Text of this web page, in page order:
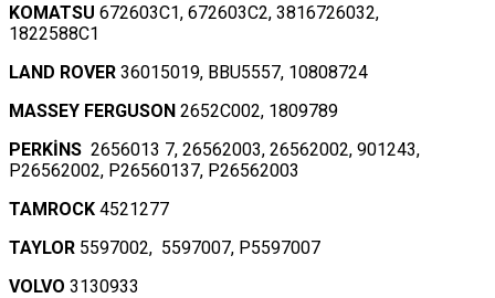
KOMATSU 672603C1, 672603C2, 3816726032,
1822588C1
LAND ROVER 36015019, BBU5557, 10808724
MASSEY FERGUSON 2652C002, 1809789
PERKİNS 2656013 7, 26562003, 26562002, 901243,
P26562002, P26560137, P26562003
TAMROCK 4521277
TAYLOR 5597002, 5597007, P5597007
VOLVO 3130933